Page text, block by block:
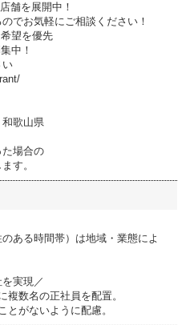
舗を展開中！
でお気軽にご相談ください！
望を優先
中！
い
歌山県
場合の
す。
ある時間帯）は地域・業態によ
実現／
複数名の正社員を配置。
とがないように配慮。